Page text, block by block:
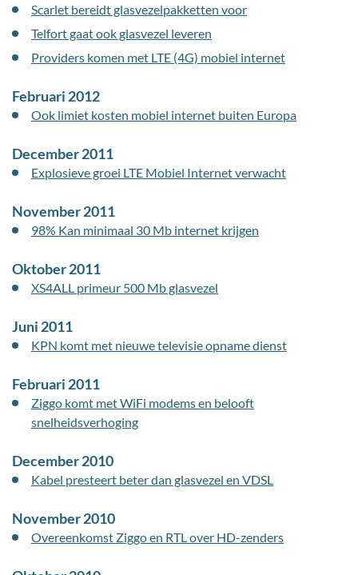
Scarlet bereidt glasvezelpakketten voor
Telfort gaat ook glasvezel leveren
Providers komen met LTE (4G) mobiel internet
Februari 2012
Ook limiet kosten mobiel internet buiten Europa
December 2011
Explosieve groei LTE Mobiel Internet verwacht
November 2011
98% Kan minimaal 30 Mb internet krijgen
Oktober 2011
XS4ALL primeur 500 Mb glasvezel
Juni 2011
KPN komt met nieuwe televisie opname dienst
Februari 2011
Ziggo komt met WiFi modems en belooft
snelheidsverhoging
December 2010
Kabel presteert beter dan glasvezel en VDSL
November 2010
Overeenkomst Ziggo en RTL over HD-zenders